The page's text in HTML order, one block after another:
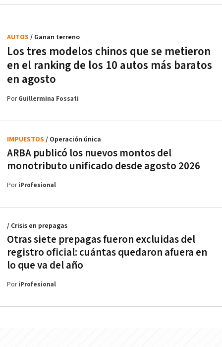
Los tres modelos chinos que se metieron
en el ranking de los 10 autos más baratos
en agosto
AUTOS / Ganan terreno
PorGuillermina Fossati
ARBA publicó los nuevos montos del
monotributo unificado desde agosto 2026
IMPUESTOS / Operación única
PoriProfesional
Otras siete prepagas fueron excluidas del
registro oficial: cuántas quedaron afuera en
lo que va del año
/ Crisis en prepagas
PoriProfesional